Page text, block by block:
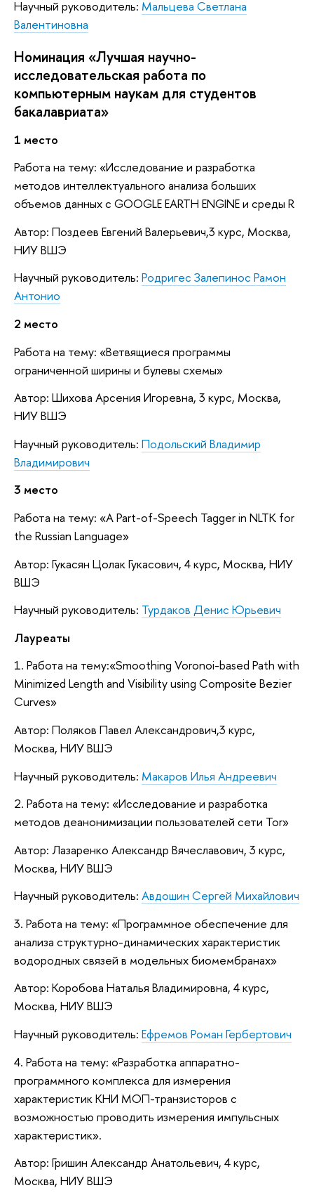
Научный руководитель: Мальцева Светлана
Валентиновна
Номинация «Лучшая научно-
исследовательская работа по
компьютерным наукам для студентов
бакалавриата»
1 место
Работа на тему: «Исследование и разработка
методов интеллектуального анализа больших
объемов данных с GOOGLE EARTH ENGINE и среды R
Автор: Поздеев Евгений Валерьевич,3 курс, Москва,
НИУ ВШЭ
Научный руководитель: Родригес Залепинос Рамон
Антонио
2 место
Работа на тему: «Ветвящиеся программы
ограниченной ширины и булевы схемы»
Автор: Шихова Арсения Игоревна, 3 курс, Москва,
НИУ ВШЭ
Научный руководитель: Подольский Владимир
Владимирович
3 место
Работа на тему: «A Part-of-Speech Tagger in NLTK for
the Russian Language»
Автор: Гукасян Цолак Гукасович, 4 курс, Москва, НИУ
ВШЭ
Научный руководитель: Турдаков Денис Юрьевич
Лауреаты
1. Работа на тему:«Smoothing Voronoi-based Path with
Minimized Length and Visibility using Composite Bezier
Curves»
Автор: Поляков Павел Александрович,3 курс,
Москва, НИУ ВШЭ
Научный руководитель: Макаров Илья Андреевич
2. Работа на тему: «Исследование и разработка
методов деанонимизации пользователей сети Tor»
Автор: Лазаренко Александр Вячеславович, 3 курс,
Москва, НИУ ВШЭ
Научный руководитель: Авдошин Сергей Михайлович
3. Работа на тему: «Программное обеспечение для
анализа структурно-динамических характеристик
водородных связей в модельных биомембранах»
Автор: Коробова Наталья Владимировна, 4 курс,
Москва, НИУ ВШЭ
Научный руководитель: Ефремов Роман Гербертович
4. Работа на тему: «Разработка аппаратно-
программного комплекса для измерения
характеристик КНИ МОП-транзисторов с
возможностью проводить измерения импульсных
характеристик».
Автор: Гришин Александр Анатольевич, 4 курс,
Москва, НИУ ВШЭ